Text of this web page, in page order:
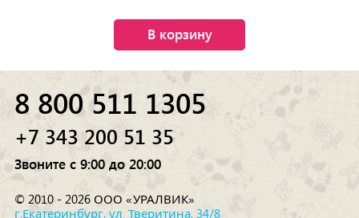
В корзину
8 800 511 1305
+7 343 200 51 35
Звоните с 9:00 до 20:00
© 2010 - 2026 ООО «УРАЛВИК»
г.Екатеринбург, ул. Тверитина, 34/8